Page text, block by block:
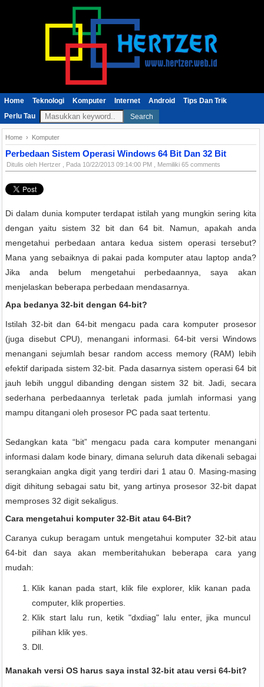
Home Teknologi Komputer Internet Android
Tips Dan Trik
Perlu Tau
Search
Home › Komputer
Perbedaan Sistem Operasi Windows 64 Bit Dan 32 Bit
Ditulis oleh Hertzer , Pada 10/22/2013 09:14:00 PM , Memiliki 65 comments
Di dalam dunia komputer terdapat istilah yang mungkin sering kita
dengan yaitu sistem 32 bit dan 64 bit. Namun, apakah anda
mengetahui perbedaan antara kedua sistem operasi tersebut?
Mana yang sebaiknya di pakai pada komputer atau laptop anda?
Jika anda belum mengetahui perbedaannya, saya akan
menjelaskan beberapa perbedaan mendasarnya.
Apa bedanya 32-bit dengan 64-bit?
Istilah 32-bit dan 64-bit mengacu pada cara komputer prosesor
(juga disebut CPU), menangani informasi. 64-bit versi Windows
menangani sejumlah besar random access memory (RAM) lebih
efektif daripada sistem 32-bit. Pada dasarnya sistem operasi 64 bit
jauh lebih unggul dibanding dengan sistem 32 bit. Jadi, secara
sederhana perbedaannya terletak pada jumlah informasi yang
mampu ditangani oleh prosesor PC pada saat tertentu.
Sedangkan kata “bit” mengacu pada cara komputer menangani
informasi dalam kode binary, dimana seluruh data dikenali sebagai
serangkaian angka digit yang terdiri dari 1 atau 0. Masing-masing
digit dihitung sebagai satu bit, yang artinya prosesor 32-bit dapat
memproses 32 digit sekaligus.
Cara mengetahui komputer 32-Bit atau 64-Bit?
Caranya cukup beragam untuk mengetahui komputer 32-bit atau
64-bit dan saya akan memberitahukan beberapa cara yang
mudah:
Klik kanan pada start, klik file explorer, klik kanan pada
computer, klik properties.
Klik start lalu run, ketik "dxdiag" lalu enter, jika muncul
pilihan klik yes.
Dll.
Manakah versi OS harus saya instal 32-bit atau versi 64-bit?